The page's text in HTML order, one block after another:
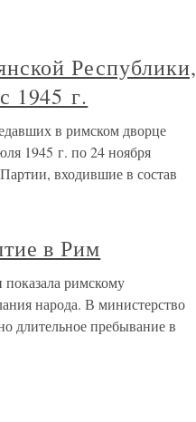
Республики,
1945 г.
в римском дворце
1945 г. по 24 ноября
входившие в состав
в Рим
римскому
народа. В министерство
длительное пребывание в